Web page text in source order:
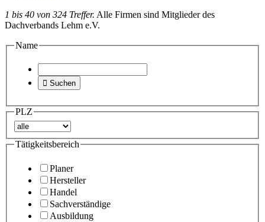
1 bis 40 von 324 Treffer. Alle Firmen sind Mitglieder des
Dachverbands Lehm e.V.
Name
 Suchen
PLZ
Tätigkeitsbereich
Planer
Hersteller
Handel
Sachverständige
Ausbildung